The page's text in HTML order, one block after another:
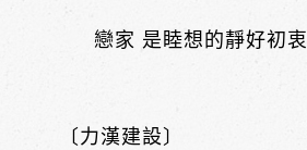
戀家 是睦想的靜好初衷
〔力漢建設〕